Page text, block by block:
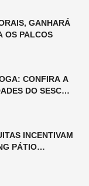
GANHARÁ
OS PALCOS
CONFIRA A
DO SESC
INCENTIVAM
PÁTIO